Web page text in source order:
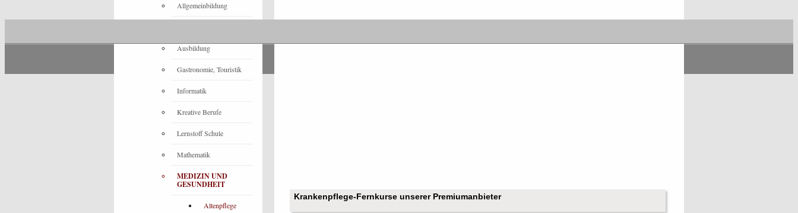
Krankenpflege-Fernkurse unserer Premiumanbieter
Allgemeinbildung
Ausbildung
Gastronomie, Touristik
Informatik
Kreative Berufe
Lernstoff Schule
Mathematik
MEDIZIN UND
GESUNDHEIT
Altenpflege